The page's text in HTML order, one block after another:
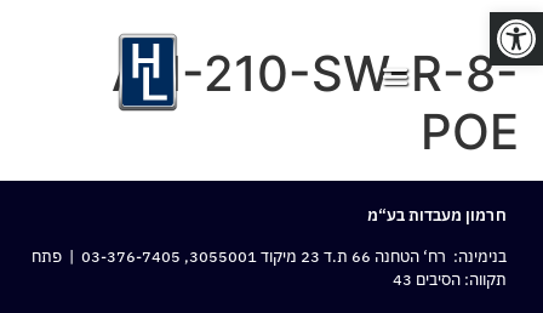
פתח סרגל נגישות
AN-210-SW-R-8-
POE
חרמון מעבדות בע“מ
בנימינה: רח‘ הטחנה 66 ת.ד 23 מיקוד 3055001,
03-376-7405 | פתח
תקווה: הסיבים 43